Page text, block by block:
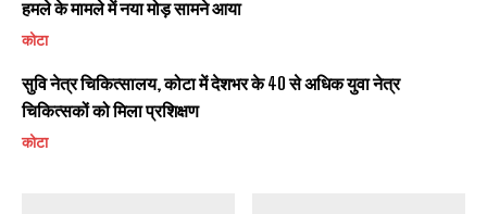
हमले के मामले में नया मोड़ सामने आया
कोटा
सुवि नेत्र चिकित्सालय, कोटा में देशभर के 40 से अधिक युवा नेत्र
चिकित्सकों को मिला प्रशिक्षण
कोटा